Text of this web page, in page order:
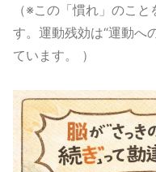
（※この「慣れ」のこと
す。運動残効は“運動へ
ています。 ）